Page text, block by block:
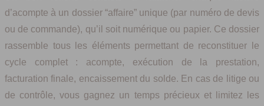
d’acompte à un dossier “affaire” unique (par numéro de devis
ou de commande), qu’il soit numérique ou papier. Ce dossier
rassemble tous les éléments permettant de reconstituer le
cycle complet : acompte, exécution de la prestation,
facturation finale, encaissement du solde. En cas de litige ou
de contrôle, vous gagnez un temps précieux et limitez les